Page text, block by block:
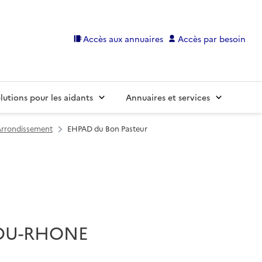
Accès aux annuaires Accès par besoin
pour les aidants Annuaires et services
EHPAD du Bon Pasteur
RHONE